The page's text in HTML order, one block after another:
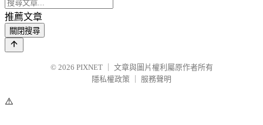
推薦文章
關閉搜尋
© 2026 PIXNET
文章與圖片權利屬原作者所有
隱私權政策
服務聲明
⚠️